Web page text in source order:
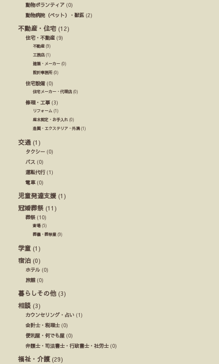
動物ボランティア (0)
動物病院（ペット）・獣医 (2)
不動産・住宅 (12)
住宅・不動産 (9)
不動産 (9)
工務店 (1)
建築・メーカー (0)
設計事務所(0)
住宅設備(0)
住宅メーカー・代理店 (0)
修理・工事(3)
リフォーム (1)
庭木剪定・お手入れ (0)
造園・エクステリア・外溝(1)
交通 (1)
タクシー (0)
バス (0)
運転代行(1)
電車(0)
児童発達支援 (1)
冠婚葬祭 (11)
葬祭(10)
斎場(5)
葬儀・葬祭業 (9)
学童 (1)
宿泊 (0)
ホテル (0)
旅館 (0)
暮らしその他 (3)
相談 (3)
カウンセリング・占い (1)
会計士・税理士(0)
便利屋・何でも屋 (0)
弁護士・司法書士・行政書士・社労士(0)
福祉・介護(29)